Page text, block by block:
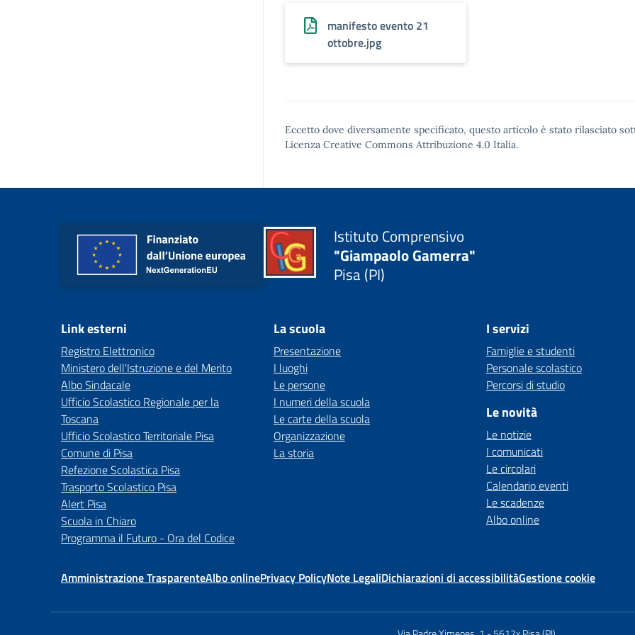
manifesto evento 21
ottobre.jpg
Eccetto dove diversamente specificato, questo articolo è stato rilasciato
Licenza Creative Commons Attribuzione 4.0 Italia.
Istituto Comprensivo
"Giampaolo Gamerra"
Pisa (PI)
Link esterni
Registro Elettronico
Ministero dell'Istruzione e del Merito
Albo Sindacale
Ufficio Scolastico Regionale per la
Toscana
Ufficio Scolastico Territoriale Pisa
Comune di Pisa
Refezione Scolastica Pisa
Trasporto Scolastico Pisa
Alert Pisa
Scuola in Chiaro
Programma il Futuro - Ora del Codice
La scuola
Presentazione
I luoghi
Le persone
I numeri della scuola
Le carte della scuola
Organizzazione
La storia
I servizi
Famiglie e studenti
Personale scolastico
Percorsi di studio
Le novità
Le notizie
I comunicati
Le circolari
Calendario eventi
Le scadenze
Albo online
Amministrazione TrasparenteAlbo onlinePrivacy PolicyNote LegaliDichiarazioni di accessibilitàGestione cookie